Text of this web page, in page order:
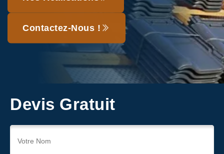
Contactez-Nous !
Devis Gratuit